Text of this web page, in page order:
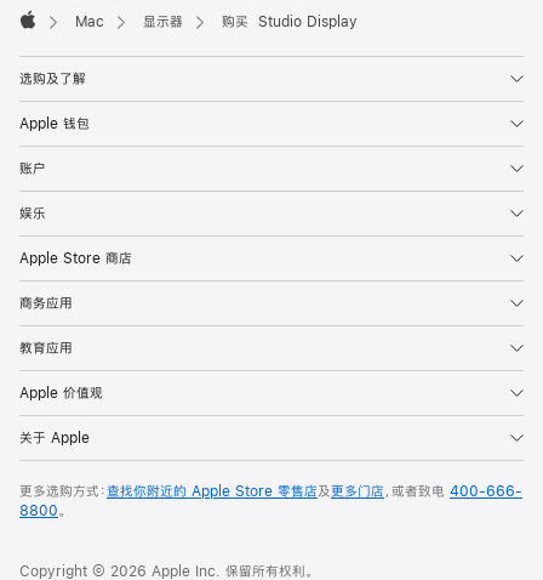
Mac 显示器 购买 Studio Display
选购及了解
Apple 钱包
账户
娱乐
Apple Store 商店
商务应用
教育应用
Apple 价值观
关于 Apple
更多选购方式：查找你附近的 Apple Store 零售店及更多门店，或者致电 400-666-
8800。
Copyright © 2026 Apple Inc. 保留所有权利。